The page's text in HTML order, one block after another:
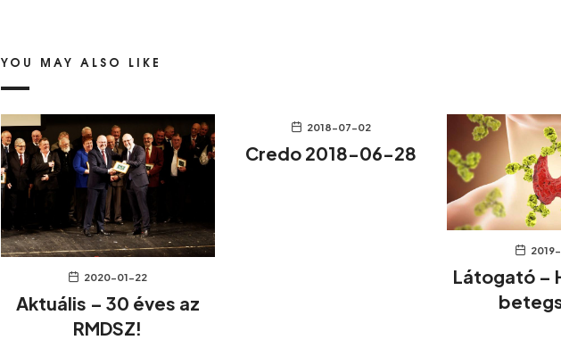
YOU MAY ALSO LIKE
2020-01-22
Aktuális – 30 éves az
RMDSZ!
2018-07-02
Credo 2018-06-28
Látogató –